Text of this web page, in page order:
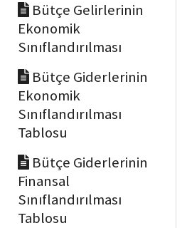
Bütçe Gelirlerinin
Ekonomik
Sınıflandırılması
Bütçe Giderlerinin
Ekonomik
Sınıflandırılması
Tablosu
Bütçe Giderlerinin
Finansal
Sınıflandırılması
Tablosu